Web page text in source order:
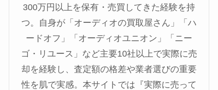
300万円以上を保有・売買してきた経験を持
つ。自身が「オーディオの買取屋さん」「ハ
ードオフ」「オーディオユニオン」「ニー
ゴ・リユース」など主要10社以上で実際に売
却を経験し、査定額の格差や業者選びの重要
性を肌で実感。本サイトでは『実際に売って